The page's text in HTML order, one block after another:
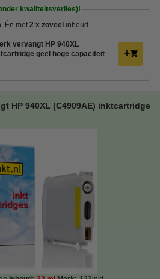
kwaliteitsverlies)!
Én met 2 x zoveel inhoud.
vervangt HP 940XL
geel hoge capaciteit
HP 940XL (C4909AE) inktcartridge